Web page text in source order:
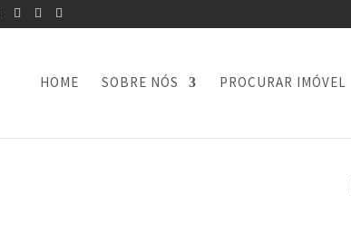
HOME SOBRE NÓS PROCURAR IMÓVEL